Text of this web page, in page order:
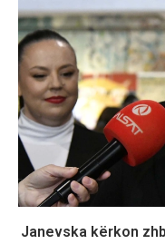
Janevska kërkon